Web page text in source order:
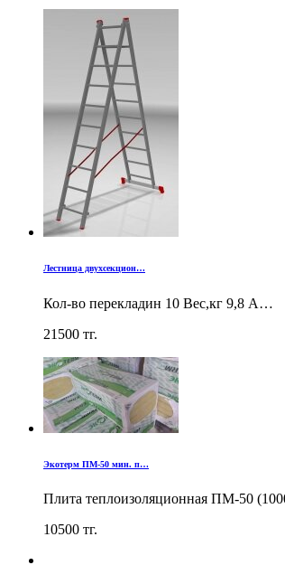
Лестница двухсекцион…
Кол-во перекладин 10 Вес,кг 9,8 А…
21500 тг.
Экотерм ПМ-50 мин. п…
Плита теплоизоляционная ПМ-50
10500 тг.